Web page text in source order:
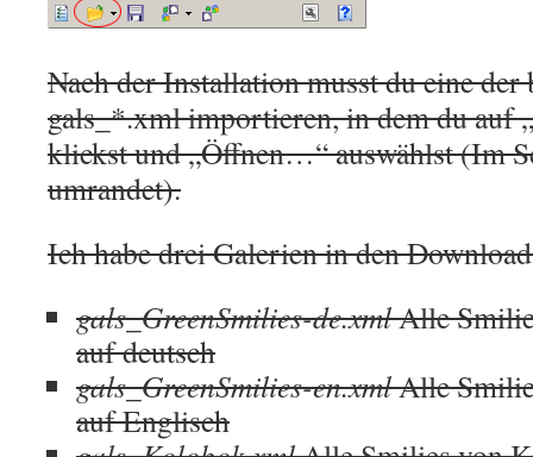
Nach der Installation musst du eine der
gals_*.xml importieren, in dem du auf
klickst und „Öffnen…“ auswählst (Im
umrandet).
Ich habe drei Galerien in den
gals_GreenSmilies-de.xmlAlle
auf deutsch
gals_GreenSmilies-en.xmlAlle
auf Englisch